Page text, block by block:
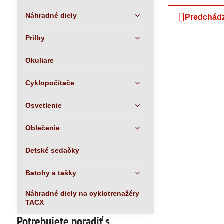
Náhradné diely
Prilby
Okuliare
Cyklopočítače
Osvetlenie
Oblečenie
Detské sedačky
Batohy a tašky
Náhradné diely na cyklotrenažéry
TACX